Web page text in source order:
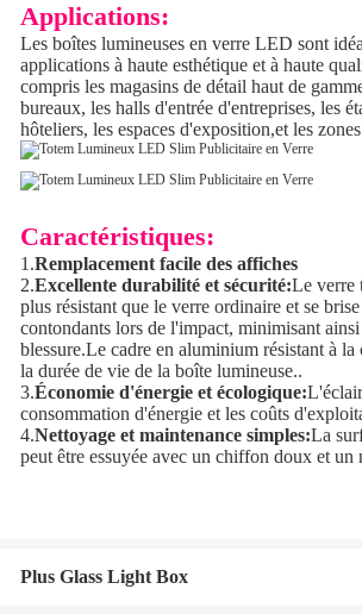
Applications:
Les boîtes lumineuses en verre LED sont
applications à haute esthétique et à haute
compris les magasins de détail haut de
bureaux, les halls d'entrée d'entreprises, les
hôteliers, les espaces d'exposition,et les
Caractéristiques:
1.Remplacement facile des affiches
2.Excellente durabilité et sécurité:Le verre
plus résistant que le verre ordinaire et se
contondants lors de l'impact, minimisant
blessure.Le cadre en aluminium résistant à
la durée de vie de la boîte lumineuse..
3.Économie d'énergie et écologique:
consommation d'énergie et les coûts
4.Nettoyage et maintenance simples:La
peut être essuyée avec un chiffon doux et un
Plus Glass Light Box